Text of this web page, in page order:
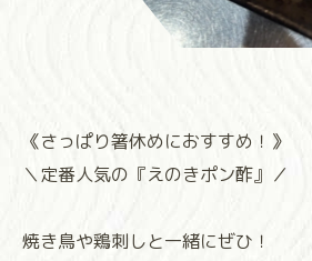
《さっぱり箸休めにおすすめ！》
＼定番人気の『えのきポン酢』／
焼き鳥や鶏刺しと一緒にぜひ！